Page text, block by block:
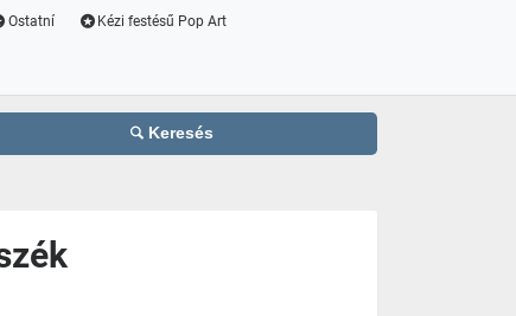
Ostatní Kézi festésű Pop Art
Keresés